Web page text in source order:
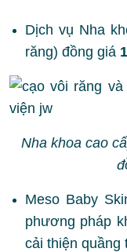
Dịch vụ Nha
răng) đồng giá
Nha khoa cao
Meso Baby
phương pháp
cải thiện quầng